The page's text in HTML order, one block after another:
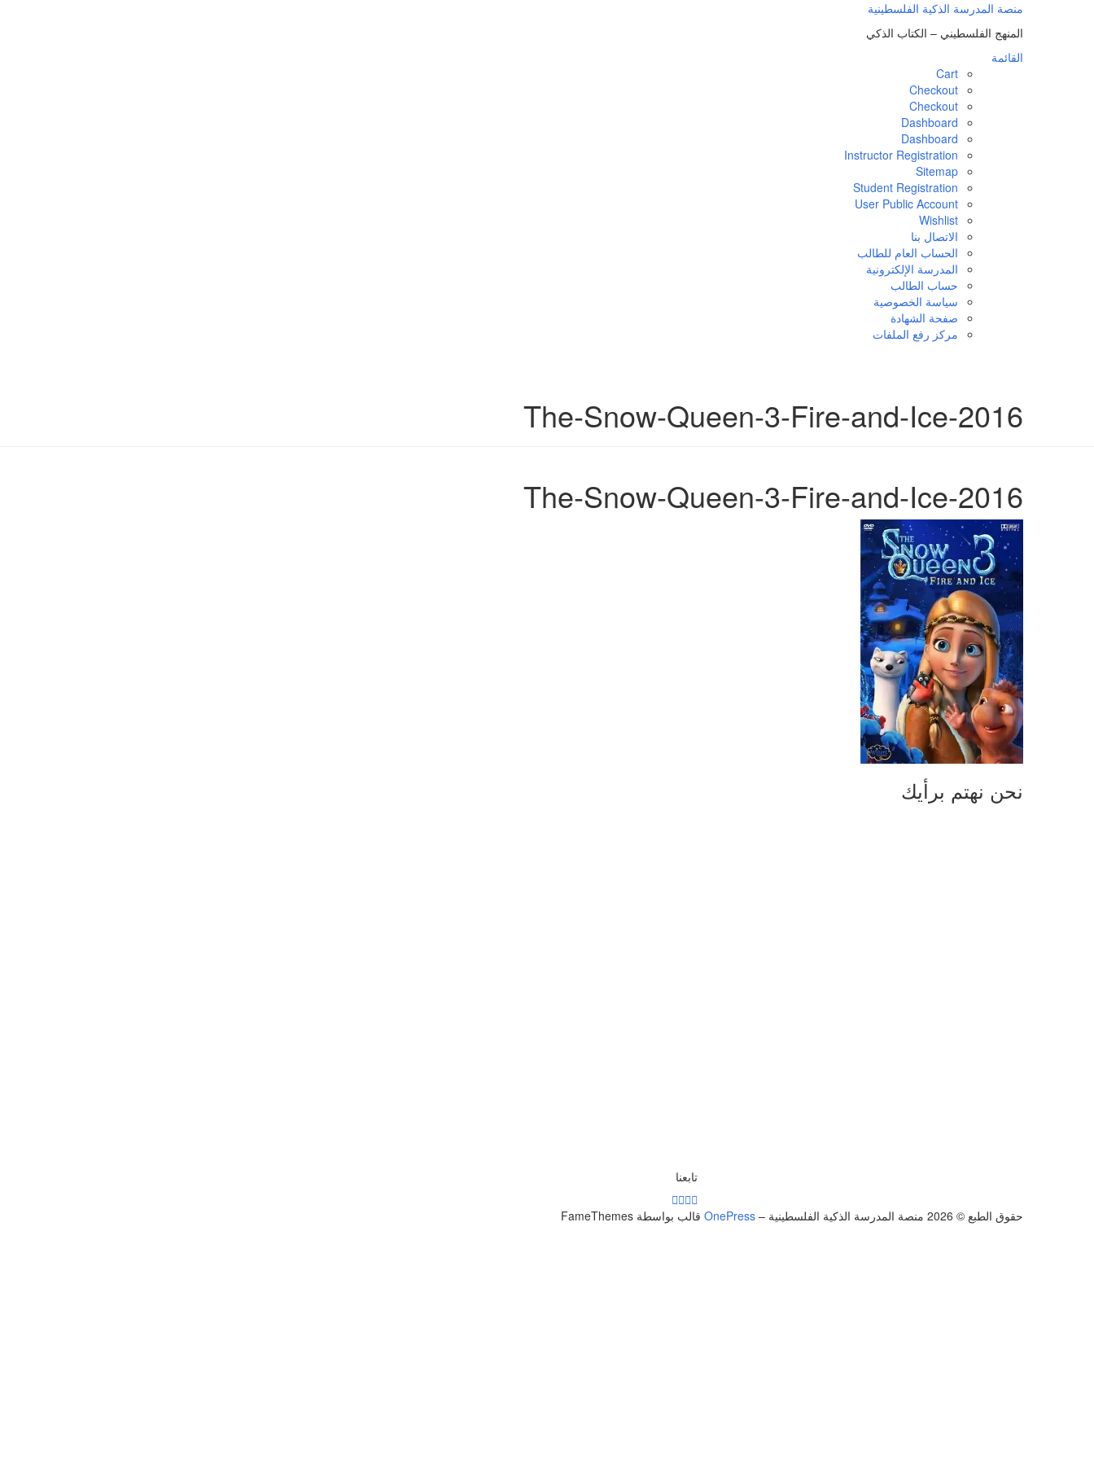
منصة المدرسة الذكية الفلسطينية
المنهج الفلسطيني – الكتاب الذكي
القائمة
Cart
Checkout
Checkout
Dashboard
Dashboard
Instructor Registration
Sitemap
Student Registration
User Public Account
Wishlist
الاتصال بنا
الحساب العام للطالب
المدرسة الإلكترونية
حساب الطالب
سياسة الخصوصية
صفحة الشهادة
مركز رفع الملفات
The-Snow-Queen-3-Fire-and-Ice-2016
The-Snow-Queen-3-Fire-and-Ice-2016
نحن نهتم برأيك
تابعنا
حقوق الطبع © 2026 منصة المدرسة الذكية الفلسطينية –
OnePress قالب بواسطة FameThemes